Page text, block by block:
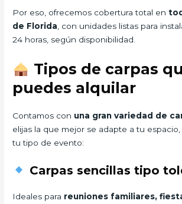
Por eso, ofrecemos cobertura total en
de Florida , con unidades listas para
24 horas, según disponibilidad.
Tipos de carpas
puedes alquilar
Contamos con una gran variedad de
elijas la que mejor se adapte a tu
tu tipo de evento:
Carpas sencillas tipo
Ideales para reuniones familiares,